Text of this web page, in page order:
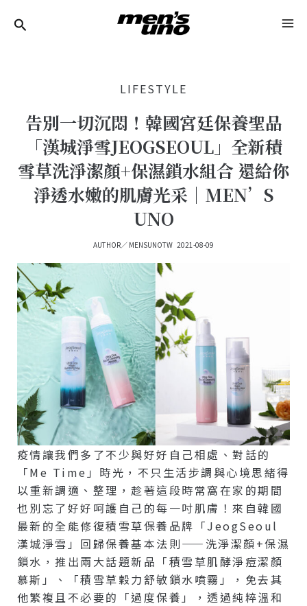
LIFESTYLE
告別一切沉悶！韓國宮廷保養聖品
「漢城淨雪JEOGSEOUL」全新積
雪草洗淨潔顏+保濕鎖水組合 還給你
淨透水嫩的肌膚光采｜MEN’S
UNO
AUTHOR／ MENSUNOTW 2021-08-09
疫情讓我們多了不少與好好自己相處、對話的
「Me Time」時光，不只生活步調與心境思緒得
以重新調適、整理，趁著這段時常窩在家的期間
也別忘了好好呵護自己的每一吋肌膚！來自韓國
最新的全能修復積雪草保養品牌「JeogSeoul
漢城淨雪」回歸保養基本法則——洗淨潔顏+保濕
鎖水，推出兩大話題新品「積雪草肌酵淨痘潔顏
慕斯」、「積雪草穀力舒敏鎖水噴霧」，免去其
他繁複且不必要的「過度保養」，透過純粹溫和
Navigation